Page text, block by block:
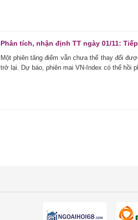
Phân tích, nhận định TT ngày 01/11:
Một phiên tăng điểm vẫn chưa thể thay đổi
trở lại. Dự báo, phiên mai VN-Index có thể hồi